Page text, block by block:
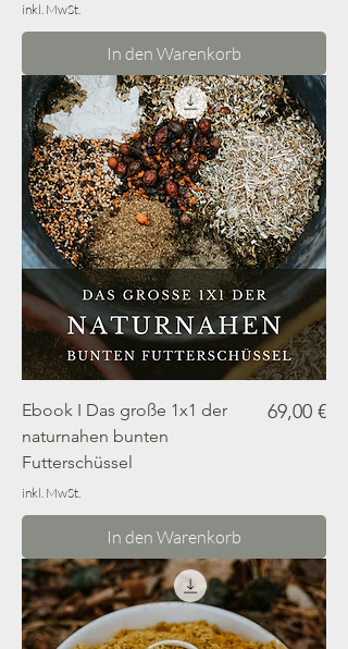
inkl. MwSt.
In den Warenkorb
Ebook I Das große 1x1 der
naturnahen bunten
Futterschüssel
Preis
69,00 €
inkl. MwSt.
In den Warenkorb